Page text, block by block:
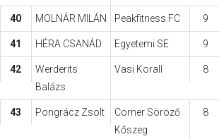
40 MOLNÁR MILÁN Peakfitness FC 9
41 HÉRA CSANÁD Egyetemi SE 9
42
Werderits
Balázs
Vasi Korall 8
43 Pongrácz Zsolt
Corner Söröző
Kőszeg
8